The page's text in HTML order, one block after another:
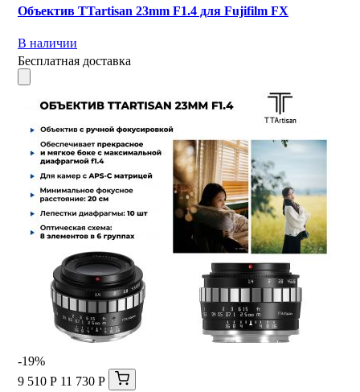
Объектив TTartisan 23mm F1.4 для Fujifilm FX
В наличии
Бесплатная доставка
-19%
9 510 Р 11 730 Р